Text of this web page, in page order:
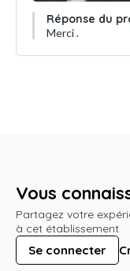
Réponse du
Merci .
Vous
Partagez votre
à cet établissement.
Se connecter